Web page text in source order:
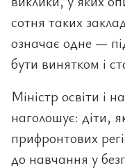
сотня таких
означає одне —
бути винятком і
Міністр освіти і
наголошує: діти,
прифронтових
до навчання у